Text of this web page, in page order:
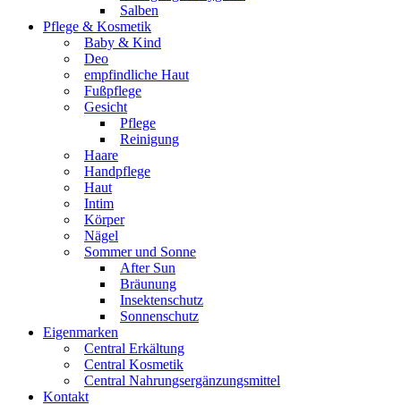
Salben
Pflege & Kosmetik
Baby & Kind
Deo
empfindliche Haut
Fußpflege
Gesicht
Pflege
Reinigung
Haare
Handpflege
Haut
Intim
Körper
Nägel
Sommer und Sonne
After Sun
Bräunung
Insektenschutz
Sonnenschutz
Eigenmarken
Central Erkältung
Central Kosmetik
Central Nahrungsergänzungsmittel
Kontakt